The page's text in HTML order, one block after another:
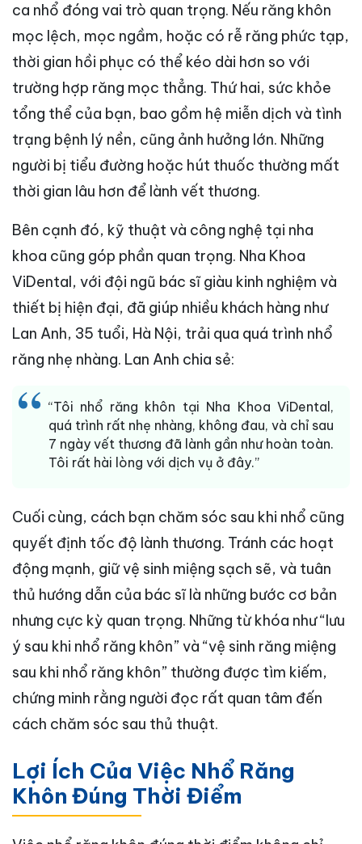
ca nhổ đóng vai trò quan trọng. Nếu răng khôn
mọc lệch, mọc ngầm, hoặc có rễ răng phức tạp,
thời gian hồi phục có thể kéo dài hơn so với
trường hợp răng mọc thẳng. Thứ hai, sức khỏe
tổng thể của bạn, bao gồm hệ miễn dịch và tình
trạng bệnh lý nền, cũng ảnh hưởng lớn. Những
người bị tiểu đường hoặc hút thuốc thường mất
thời gian lâu hơn để lành vết thương.
Bên cạnh đó, kỹ thuật và công nghệ tại nha
khoa cũng góp phần quan trọng. Nha Khoa
ViDental, với đội ngũ bác sĩ giàu kinh nghiệm và
thiết bị hiện đại, đã giúp nhiều khách hàng như
Lan Anh, 35 tuổi, Hà Nội, trải qua quá trình nhổ
răng nhẹ nhàng. Lan Anh chia sẻ:
“Tôi nhổ răng khôn tại Nha Khoa ViDental,
quá trình rất nhẹ nhàng, không đau, và chỉ sau
7 ngày vết thương đã lành gần như hoàn toàn.
Tôi rất hài lòng với dịch vụ ở đây.”
Cuối cùng, cách bạn chăm sóc sau khi nhổ cũng
quyết định tốc độ lành thương. Tránh các hoạt
động mạnh, giữ vệ sinh miệng sạch sẽ, và tuân
thủ hướng dẫn của bác sĩ là những bước cơ bản
nhưng cực kỳ quan trọng. Những từ khóa như “lưu
ý sau khi nhổ răng khôn” và “vệ sinh răng miệng
sau khi nhổ răng khôn” thường được tìm kiếm,
chứng minh rằng người đọc rất quan tâm đến
cách chăm sóc sau thủ thuật.
Lợi Ích Của Việc Nhổ Răng
Khôn Đúng Thời Điểm